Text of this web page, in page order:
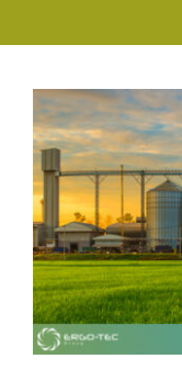
Ingrandisci
immagine